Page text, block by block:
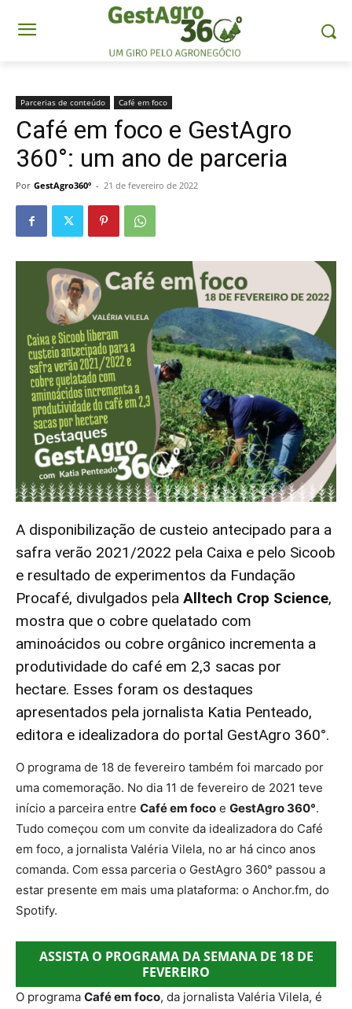
Parcerias de conteúdo Café em foco
Café em foco e GestAgro
360°: um ano de parceria
Por GestAgro360º - 21 de fevereiro de 2022
A disponibilização de custeio antecipado para a
safra verão 2021/2022 pela Caixa e pelo Sicoob
e resultado de experimentos da Fundação
Procafé, divulgados pela Alltech Crop Science,
mostra que o cobre quelatado com
aminoácidos ou cobre orgânico incrementa a
produtividade do café em 2,3 sacas por
hectare. Esses foram os destaques
apresentados pela jornalista Katia Penteado,
editora e idealizadora do portal GestAgro 360°.
O programa de 18 de fevereiro também foi marcado por
uma comemoração. No dia 11 de fevereiro de 2021 teve
início a parceira entre Café em foco e GestAgro 360°.
Tudo começou com um convite da idealizadora do Café
em foco, a jornalista Valéria Vilela, no ar há cinco anos
comanda. Com essa parceria o GestAgro 360° passou a
estar presente em mais uma plataforma: o Anchor.fm, do
Spotify.
ASSISTA O PROGRAMA DA SEMANA DE 18 DE
FEVEREIRO
O programa Café em foco, da jornalista Valéria Vilela, é